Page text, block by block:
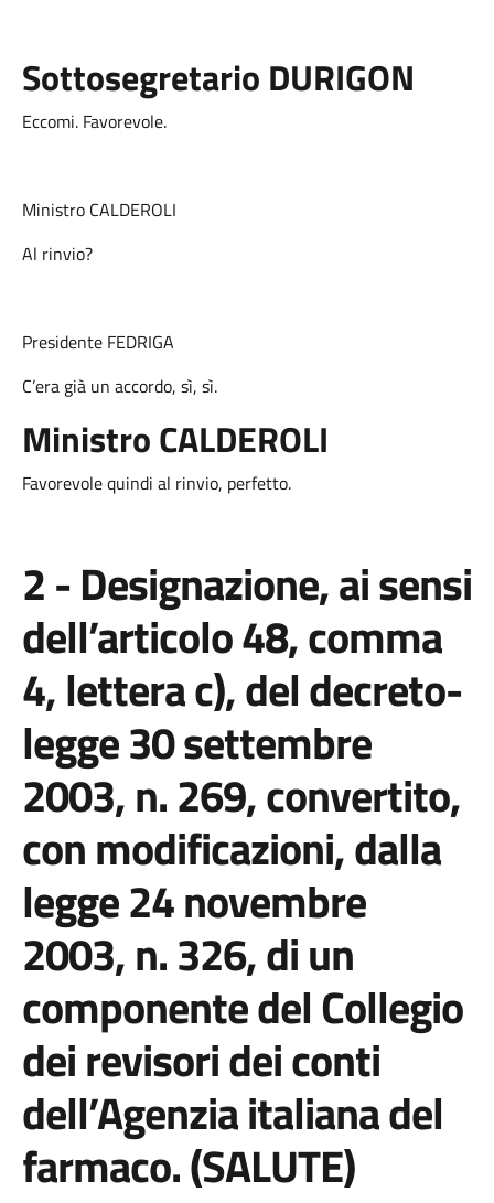
Sottosegretario DURIGON
Eccomi. Favorevole.
Ministro CALDEROLI
Al rinvio?
Presidente FEDRIGA
C’era già un accordo, sì, sì.
Ministro CALDEROLI
Favorevole quindi al rinvio, perfetto.
2 - Designazione, ai sensi
dell’articolo 48, comma
4, lettera c), del decreto-
legge 30 settembre
2003, n. 269, convertito,
con modificazioni, dalla
legge 24 novembre
2003, n. 326, di un
componente del Collegio
dei revisori dei conti
dell’Agenzia italiana del
farmaco. (SALUTE)